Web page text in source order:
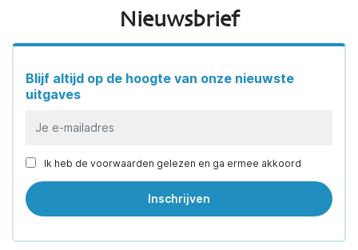
Nieuwsbrief
Blijf altijd op de hoogte van onze nieuwste
uitgaves
Ik heb de voorwaarden gelezen en ga ermee akkoord